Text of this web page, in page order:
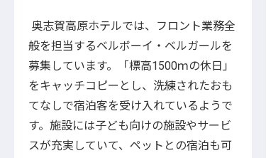
奥志賀高原ホテルでは、フロント業務全
般を担当するベルボーイ・ベルガールを
募集しています。「標高1500ｍの休日」
をキャッチコピーとし、洗練されたおも
てなしで宿泊客を受け入れているようで
す。施設には子ども向けの施設やサービ
スが充実していて、ペットとの宿泊も可